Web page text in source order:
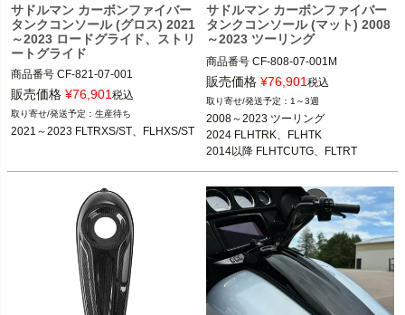
サドルマン カーボンファイバー
タンクコンソール (グロス) 2021
～2023 ロードグライド、ストリ
ートグライド
商品番号 CF-821-07-001
3OT：2201-0306
販売価格 ¥76,901 税込
生産待ち
2021～2023 FLTRXS/ST、FLHXS/ST
サドルマン カーボンファイバー
タンクコンソール (マット) 2008
～2023 ツーリング
商品番号 CF-808-07-001M
3OT：2201-0305
販売価格 ¥76,901 税込
1～3週
2008～2023 ツーリング
2024 FLHTRK、FLHTK
2014以降 FLHTCUTG、FLTRT